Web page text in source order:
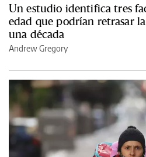
Un estudio identifica tres
edad que podrían retrasar
una década
Andrew Gregory